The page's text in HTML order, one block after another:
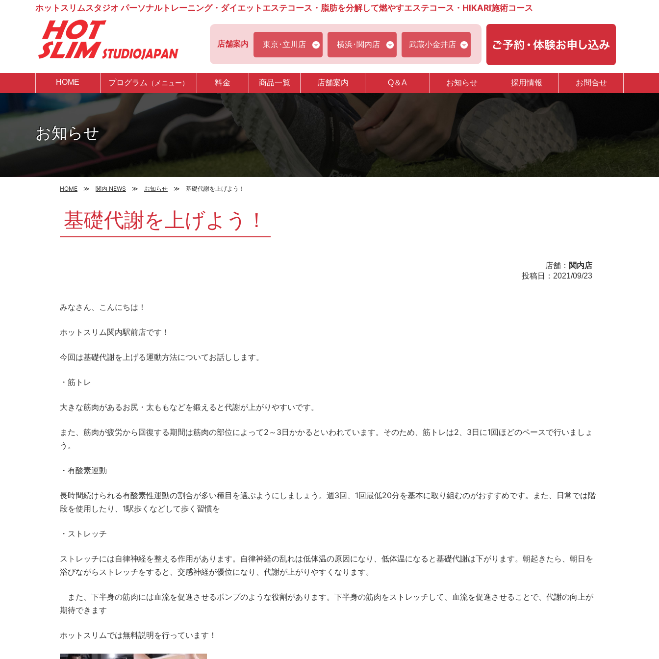
ホットスリムスタジオ パーソナルトレーニング・ダイエットエステコース・脂肪を分解して燃やすエステコース・HIKARI施術コース
店舗案内 東京･立川店 横浜･関内店 武蔵小金井店
HOME プログラム （メニュー） 料金 商品一覧 店舗案内 Q＆A お知らせ 採用情報 お問合せ
お知らせ
HOME 関内 NEWS お知らせ 基礎代謝を上げよう！
基礎代謝を上げよう！
店舗： 関内店
投稿日：2021/09/23
みなさん、こんにちは！
ホットスリム関内駅前店です！
今回は基礎代謝を上げる運動方法についてお話しします。
・筋トレ
大きな筋肉があるお尻・太ももなどを鍛えると代謝が上がりやすいです。
また、筋肉が疲労から回復する期間は筋肉の部位によって2～3日かかるといわれています。そのため、筋トレは2、3日に1回ほどのペースで行いましょ
う。
・有酸素運動
長時間続けられる有酸素性運動の割合が多い種目を選ぶようにしましょう。週3回、1回最低20分を基本に取り組むのがおすすめです。また、日常では階
段を使用したり、1駅歩くなどして歩く習慣を
・ストレッチ
ストレッチには自律神経を整える作用があります。自律神経の乱れは低体温の原因になり、低体温になると基礎代謝は下がります。朝起きたら、朝日を
浴びながらストレッチをすると、交感神経が優位になり、代謝が上がりやすくなります。
また、下半身の筋肉には血流を促進させるポンプのような役割があります。下半身の筋肉をストレッチして、血流を促進させることで、代謝の向上が
期待できます
ホットスリムでは無料説明を行っています！